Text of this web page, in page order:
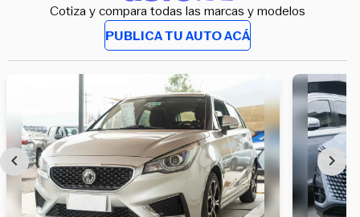
Cotiza y compara todas las marcas y modelos
PUBLICA TU AUTO ACÁ